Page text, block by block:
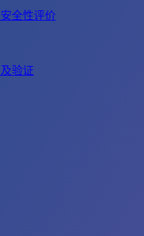
全性评价
验证